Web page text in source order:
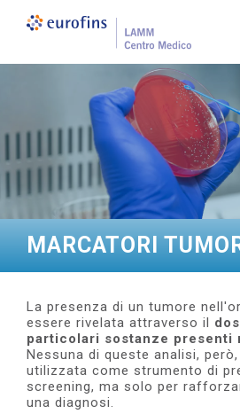
o
n
u
MARCATORI
La presenza di un tumore
essere rivelata attraverso il
particolari sostanze presenti
Nessuna di queste ana­lisi,
utilizzata come strumento di
scree­ning, ma solo per
una diagnosi.